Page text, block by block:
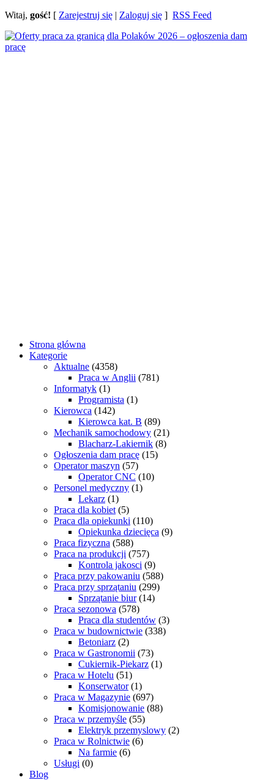
Witaj, gość! [ Zarejestruj się | Zaloguj się ] RSS Feed
Strona główna
Kategorie
Aktualne (4358)
Praca w Anglii (781)
Informatyk (1)
Programista (1)
Kierowca (142)
Kierowca kat. B (89)
Mechanik samochodowy (21)
Blacharz-Lakiernik (8)
Ogłoszenia dam pracę (15)
Operator maszyn (57)
Operator CNC (10)
Personel medyczny (1)
Lekarz (1)
Praca dla kobiet (5)
Praca dla opiekunki (110)
Opiekunka dziecięca (9)
Praca fizyczna (588)
Praca na produkcji (757)
Kontrola jakosci (9)
Praca przy pakowaniu (588)
Praca przy sprzątaniu (299)
Sprzątanie biur (14)
Praca sezonowa (578)
Praca dla studentów (3)
Praca w budownictwie (338)
Betoniarz (2)
Praca w Gastronomii (73)
Cukiernik-Piekarz (1)
Praca w Hotelu (51)
Konserwator (1)
Praca w Magazynie (697)
Komisjonowanie (88)
Praca w przemyśle (55)
Elektryk przemyslowy (2)
Praca w Rolnictwie (6)
Na farmie (6)
Usługi (0)
Blog